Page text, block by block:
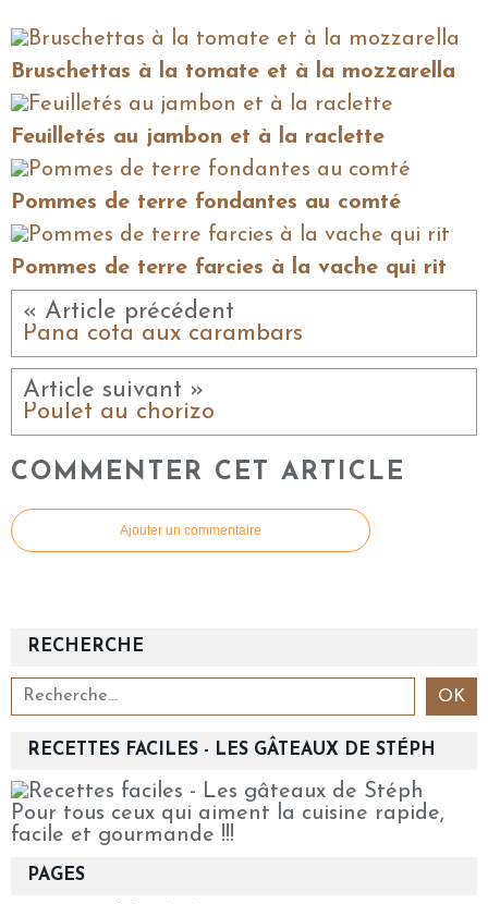
Bruschettas à la tomate et à la mozzarella
Feuilletés au jambon et à la raclette
Pommes de terre fondantes au comté
Pommes de terre farcies à la vache qui rit
« Article précédent
Pana cota aux carambars
Article suivant »
Poulet au chorizo
COMMENTER CET ARTICLE
Ajouter un commentaire
RECHERCHE
RECETTES FACILES - LES GÂTEAUX DE STÉPH
Pour tous ceux qui aiment la cuisine rapide,
facile et gourmande !!!
PAGES